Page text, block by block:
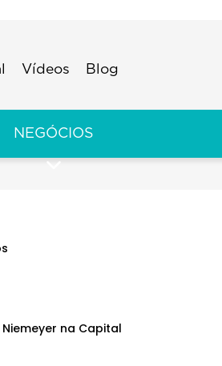
Vídeos Blog
NEGÓCIOS
na Capital